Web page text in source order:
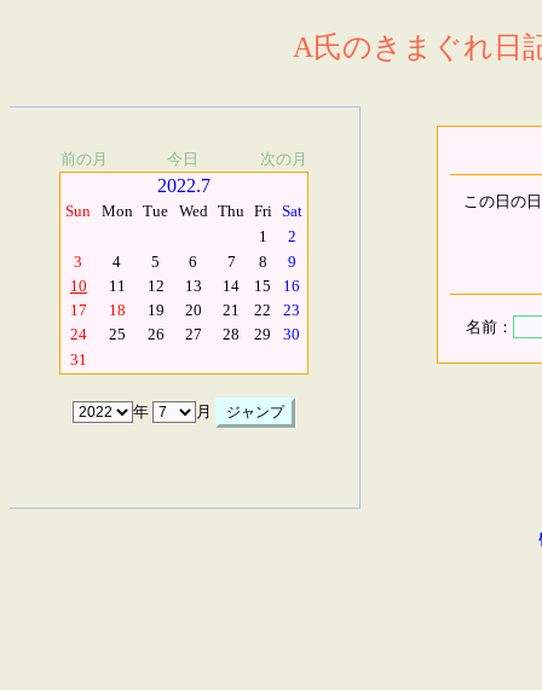
A氏のきまぐれ日
前の月 今日 次の月
2022.7
Sun Mon Tue Wed Thu Fri Sat
1
2
3
4 5 6 7 8
9
10
11 12 13 14 15
16
17
18 19 20 21 22
23
24
25 26 27 28 29
30
31
年 月
この日の
名前：